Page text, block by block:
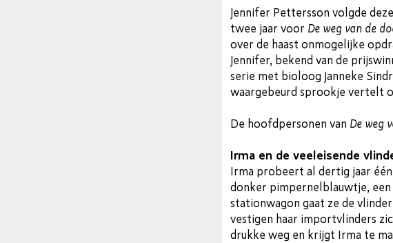
Jennifer Pettersson volgde
twee jaar voor De weg van de
over de haast onmogelijke
Jennifer, bekend van de
serie met bioloog Janneke
waargebeurd sprookje vertelt
De hoofdpersonen van De weg
Irma en de veeleisende
Irma probeert al dertig jaar
donker pimpernelblauwtje,
stationwagon gaat ze de
vestigen haar importvlinders
drukke weg en krijgt Irma te